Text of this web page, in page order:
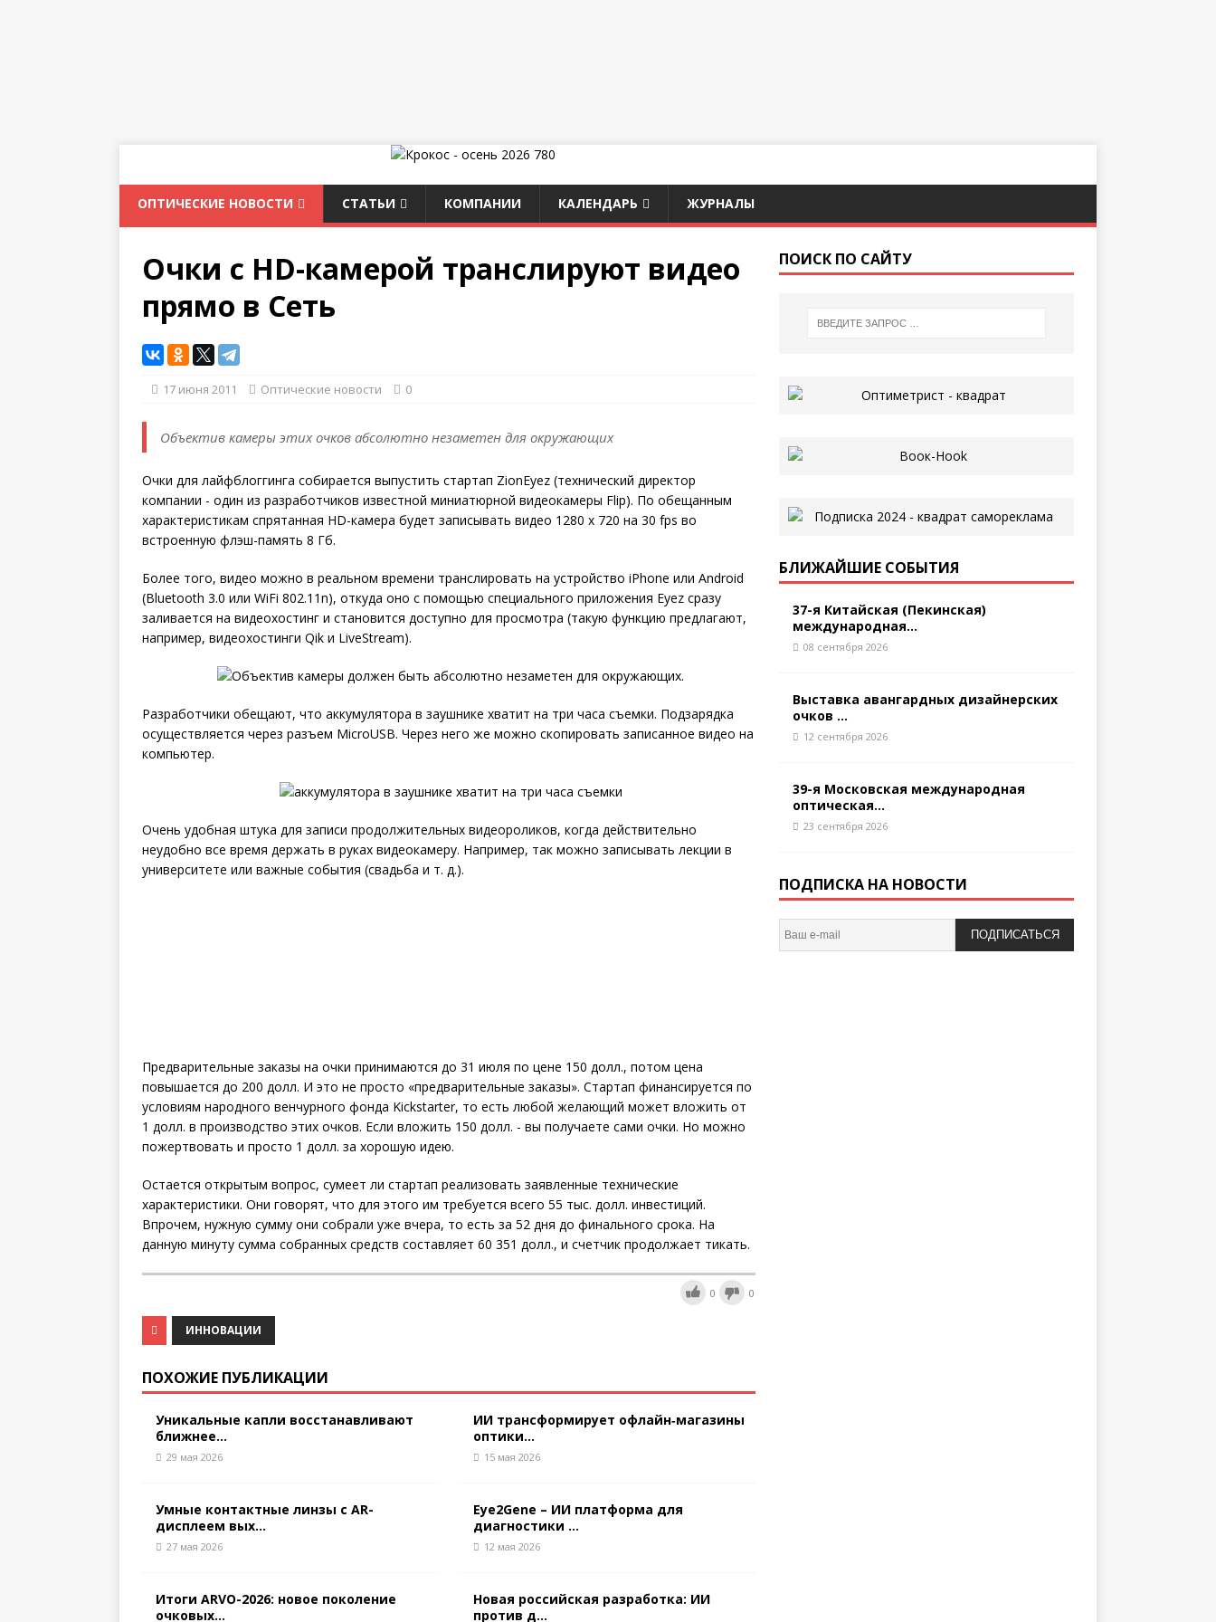
ОПТИЧЕСКИЕ НОВОСТИ СТАТЬИ КОМПАНИИ КАЛЕНДАРЬ ЖУРНАЛЫ
Очки с HD-камерой транслируют видео
прямо в Сеть
17 июня 2011 Оптические новости 0
Объектив камеры этих очков абсолютно незаметен для окружающих
Очки для лайфблоггинга собирается выпустить стартап ZionEyez (технический директор
компании - один из разработчиков известной миниатюрной видеокамеры Flip). По обещанным
характеристикам спрятанная HD-камера будет записывать видео 1280 x 720 на 30 fps во
встроенную флэш-память 8 Гб.
Более того, видео можно в реальном времени транслировать на устройство iPhone или Android
(Bluetooth 3.0 или WiFi 802.11n), откуда оно с помощью специального приложения Eyez сразу
заливается на видеохостинг и становится доступно для просмотра (такую функцию предлагают,
например, видеохостинги Qik и LiveStream).
Разработчики обещают, что аккумулятора в заушнике хватит на три часа съемки. Подзарядка
осуществляется через разъем MicroUSB. Через него же можно скопировать записанное видео на
компьютер.
Очень удобная штука для записи продолжительных видеороликов, когда действительно
неудобно все время держать в руках видеокамеру. Например, так можно записывать лекции в
университете или важные события (свадьба и т. д.).
Предварительные заказы на очки принимаются до 31 июля по цене 150 долл., потом цена
повышается до 200 долл. И это не просто «предварительные заказы». Стартап финансируется по
условиям народного венчурного фонда Kickstarter, то есть любой желающий может вложить от
1 долл. в производство этих очков. Если вложить 150 долл. - вы получаете сами очки. Но можно
пожертвовать и просто 1 долл. за хорошую идею.
Остается открытым вопрос, сумеет ли стартап реализовать заявленные технические
характеристики. Они говорят, что для этого им требуется всего 55 тыс. долл. инвестиций.
Впрочем, нужную сумму они собрали уже вчера, то есть за 52 дня до финального срока. На
данную минуту сумма собранных средств составляет 60 351 долл., и счетчик продолжает тикать.
0 0
ИННОВАЦИИ
ПОХОЖИЕ ПУБЛИКАЦИИ
Уникальные капли восстанавливают
ближнее...
29 мая 2026
Умные контактные линзы с AR-
дисплеем вых...
27 мая 2026
Итоги ARVO-2026: новое поколение
очковых...
ИИ трансформирует офлайн‑магазины
оптики...
15 мая 2026
Eye2Gene – ИИ платформа для
диагностики ...
12 мая 2026
Новая российская разработка: ИИ
против д...
ПОИСК ПО САЙТУ
БЛИЖАЙШИЕ СОБЫТИЯ
37-я Китайская (Пекинская)
международная...
08 сентября 2026
Выставка авангардных дизайнерских
очков ...
12 сентября 2026
39-я Московская международная
оптическая...
23 сентября 2026
ПОДПИСКА НА НОВОСТИ
ПОДПИСАТЬСЯ